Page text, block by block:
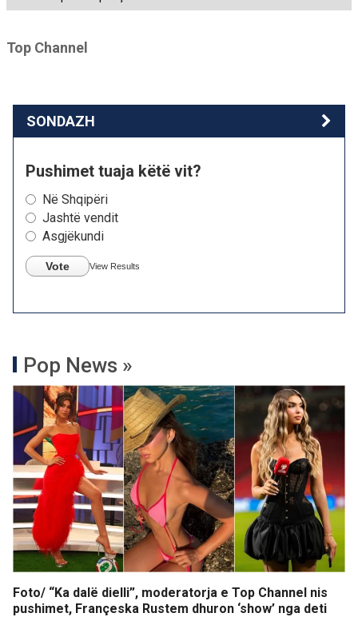
Top Channel
SONDAZH
Pushimet tuaja këtë vit?
Në Shqipëri
Jashtë vendit
Asgjëkundi
Vote View Results
Pop News »
Foto/ “Ka dalë dielli”, moderatorja e Top Channel nis
pushimet, Françeska Rustem dhuron ‘show’ nga deti